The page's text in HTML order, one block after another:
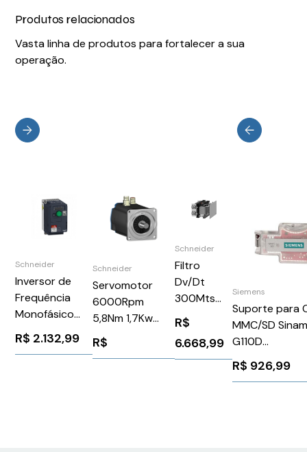
Produtos relacionados
Vasta linha de produtos para fortalecer a sua
operação.
Schneider
Inversor de
Frequência
Monofásico
200240V 6,9A
1,5CV Atv320
R$ 2.132,99
Schneider
Servomotor
6000Rpm
5,8Nm 1,7Kw
Ip50Schneider
BSH1002P02A1A
R$
Schneider
Filtro
Dv/Dt
300Mts
305 Amps
-
Schneider
VW3A5307
R$
6.668,99
Siemens
Suporte para
MMC/SD
G110D
Siemens
R$ 926,99